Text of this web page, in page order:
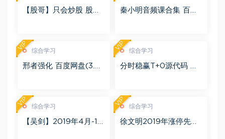
【股哥】只会炒股 股哥
秦小明音频课合集 百度
综合学习
邢者强化 百度网盘(3.01
VIP 综合学习
分时稳赢T+0源代码 自
VIP
综合学习
【吴剑】2019年4月-11
VIP 综合学习
徐文明2019年涨停先锋
VIP